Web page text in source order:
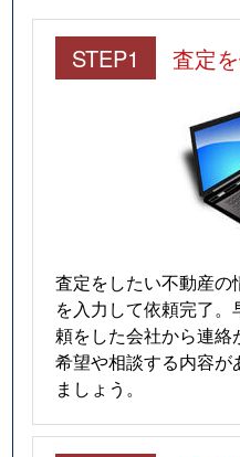
STEP1 査定
査定をしたい不動産
を入力して依頼完了
頼をした会社から連絡
希望や相談する内容が
ましょう。